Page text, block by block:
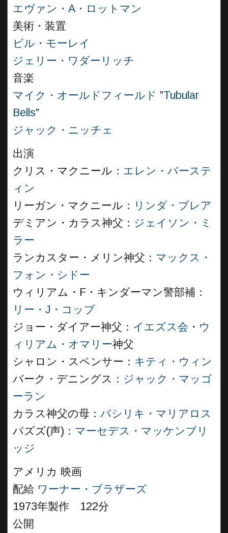
エヴァン・A・ロットマン
美術・装置
ビル・モーレイ
ジェリー・ワダーリッチ
音楽
マイク・オールドフィールド ”Tubular
Bells”
ジャック・ニッチェ
出演
クリス・マクニール： エレン・バーステ
ィン
リーガン・マクニール： リンダ・ブレア
デミアン・カラス神父： ジェイソン・ミ
ラー
ランカスター・メリン神父： マックス・
フォン・シドー
ウィリアム・F・キンダーマン警部補：
リー・J・コッブ
ジョー・ダイアー神父： イエズス会 ・ ウ
ィリアム・オマリー神父
シャロン・スペンサー： キティ・ウィン
バーク・デニングス： ジャック・マッゴ
ーラン
カラス神父の母： バシリキ・マリアロス
パズズ(声)： マーセデス・マッケンブリ
ッジ
アメリカ 映画
配給 ワーナー・ブラザーズ
1973年製作 122分
公開